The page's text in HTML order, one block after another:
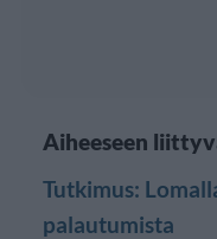
Aiheeseen
Tutkimus:
palautumista